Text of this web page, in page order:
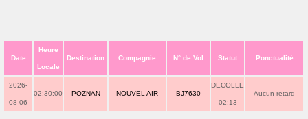
Date
Heure
Locale
Destination Compagnie N° de Vol Statut Ponctualité
2026-
08-06
02:30:00 POZNAN NOUVEL AIR BJ7630
DECOLLE
02:13
Aucun retard